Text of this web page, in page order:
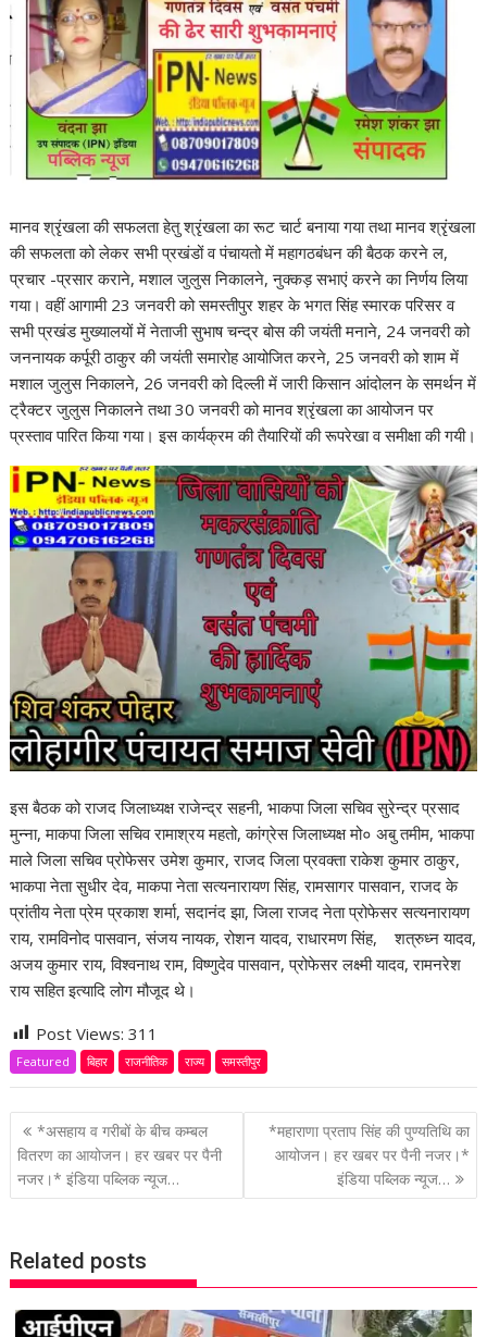
मानव श्रृंखला की सफलता हेतु श्रृंखला का रूट चार्ट बनाया गया तथा मानव श्रृंखला
की सफलता को लेकर सभी प्रखंडों व पंचायतो में महागठबंधन की बैठक करने ल,
प्रचार -प्रसार कराने, मशाल जुलुस निकालने, नुक्कड़ सभाएं करने का निर्णय लिया
गया। वहीं आगामी 23 जनवरी को समस्तीपुर शहर के भगत सिंह स्मारक परिसर व
सभी प्रखंड मुख्यालयों में नेताजी सुभाष चन्द्र बोस की जयंती मनाने, 24 जनवरी को
जननायक कर्पूरी ठाकुर की जयंती समारोह आयोजित करने, 25 जनवरी को शाम में
मशाल जुलुस निकालने, 26 जनवरी को दिल्ली में जारी किसान आंदोलन के समर्थन में
ट्रैक्टर जुलुस निकालने तथा 30 जनवरी को मानव श्रृंखला का आयोजन पर
प्रस्ताव पारित किया गया। इस कार्यक्रम की तैयारियों की रूपरेखा व समीक्षा की गयी।
इस बैठक को राजद जिलाध्यक्ष राजेन्द्र सहनी, भाकपा जिला सचिव सुरेन्द्र प्रसाद
मुन्ना, माकपा जिला सचिव रामाश्रय महतो, कांग्रेस जिलाध्यक्ष मो० अबु तमीम, भाकपा
माले जिला सचिव प्रोफेसर उमेश कुमार, राजद जिला प्रवक्ता राकेश कुमार ठाकुर,
भाकपा नेता सुधीर देव, माकपा नेता सत्यनारायण सिंह, रामसागर पासवान, राजद के
प्रांतीय नेता प्रेम प्रकाश शर्मा, सदानंद झा, जिला राजद नेता प्रोफेसर सत्यनारायण
राय, रामविनोद पासवान, संजय नायक, रोशन यादव, राधारमण सिंह, शत्रुध्न यादव,
अजय कुमार राय, विश्वनाथ राम, विष्णुदेव पासवान, प्रोफेसर लक्ष्मी यादव, रामनरेश
राय सहित इत्यादि लोग मौजूद थे।
Post Views:311
Featured बिहार राजनीतिक राज्य समस्तीपुर
P
o
s
n
a
*असहाय व गरीबों के बीच कम्बल
वितरण का आयोजन। हर खबर पर पैनी
नजर।* इंडिया पब्लिक न्यूज…
*महाराणा प्रताप सिंह की पुण्यतिथि का
आयोजन। हर खबर पर पैनी नजर।*
इंडिया पब्लिक न्यूज…
Related posts